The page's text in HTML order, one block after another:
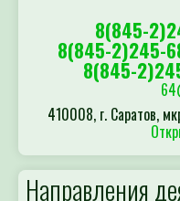
8(845-
8(845-2)245-
8(845-
410008, г. Саратов,
Направления